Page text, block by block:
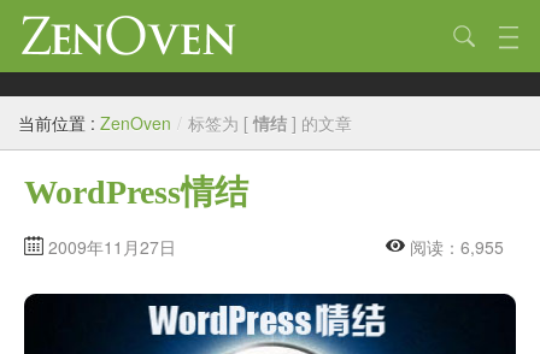
技术
生活
作品
标签
归档
当前位置 : ZenOven / 标签为 [情结 ] 的文章
WordPress情结
2009年11月27日 阅读：6,955